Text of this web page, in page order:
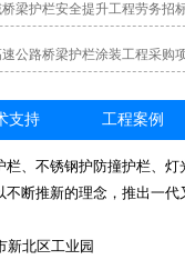
梁护栏安全提升工程劳务招
公路桥梁护栏涂装工程采购
支持 工程案例
、不锈钢护防撞护栏、
断推新的理念，推出一代
新北区工业园